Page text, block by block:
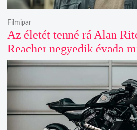
Az életét tenné rá Alan
Reacher negyedik évada
Filmipar